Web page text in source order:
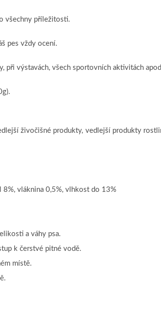
všechny příležitosti.
pes vždy ocení.
při výstavách, všech sportovních aktivitách
živočišné produkty, vedlejší produkty
vláknina 0,5%, vlhkost do 13%
a váhy psa.
k čerstvé pitné vodě.
místě.